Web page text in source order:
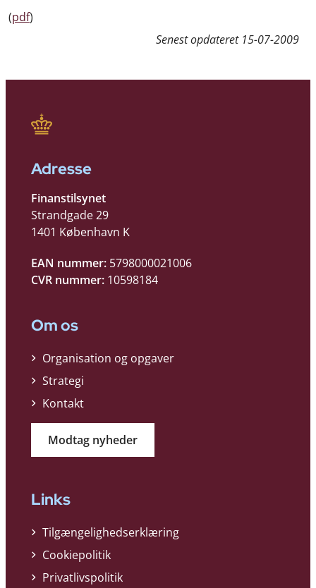
(pdf)
Senest opdateret 15-07-2009
Adresse
Finanstilsynet
Strandgade 29
1401 København K
EAN nummer: 5798000021006
CVR nummer: 10598184
Om os
Organisation og opgaver
Strategi
Kontakt
Modtag nyheder
Links
Tilgængelighedserklæring
Cookiepolitik
Privatlivspolitik